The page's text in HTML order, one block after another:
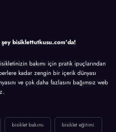
şey bisiklettutkusu.com'da!
bakımı için pratik ipuçlarından
kadar zengin bir içerik dünyası
ve çok daha fazlasını bağımsız web
bisiklet bakımı bisiklet eğitimi